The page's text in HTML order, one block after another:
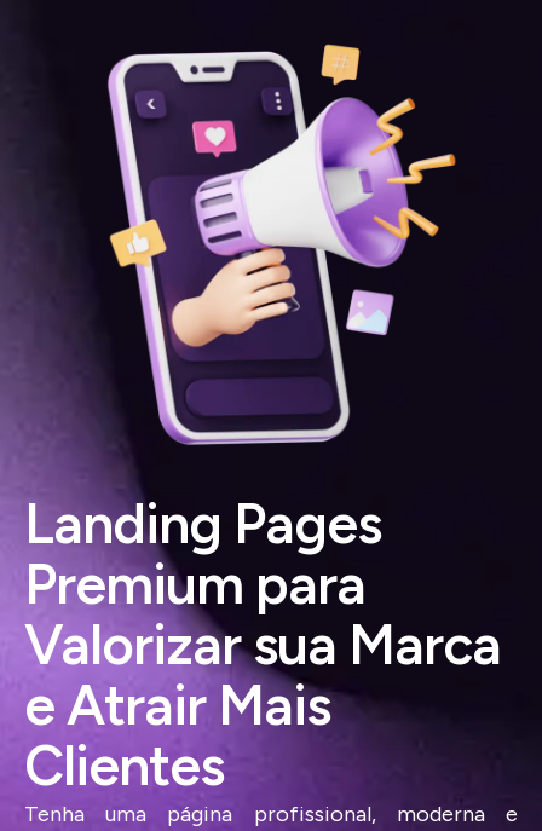
Landing Pages
Premium para
Valorizar sua Marca
e Atrair Mais
Clientes
Tenha uma página profissional, moderna e